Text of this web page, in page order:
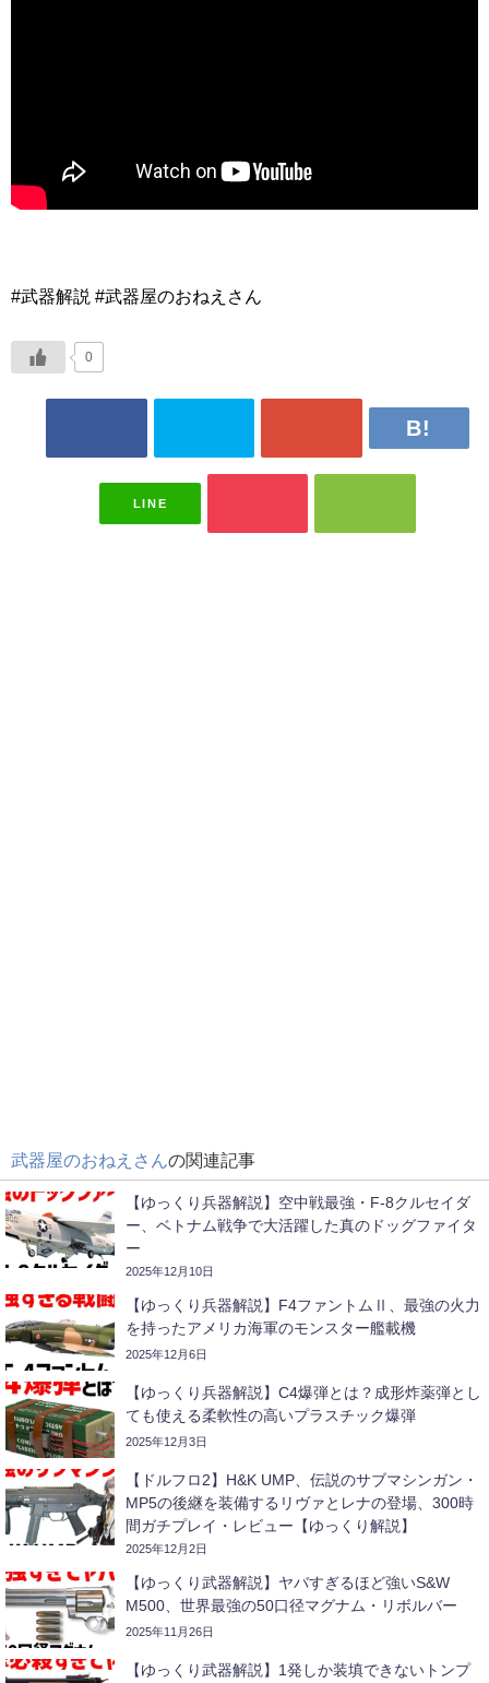
#武器解説 #武器屋のおねえさん
0
LINE
武器屋のおねえさんの関連記事
【ゆっくり兵器解説】空中戦最強・F-8クルセイダ
ー、ベトナム戦争で大活躍した真のドッグファイタ
ー
2025年12月10日
【ゆっくり兵器解説】F4ファントムⅡ、最強の火力
を持ったアメリカ海軍のモンスター艦載機
2025年12月6日
【ゆっくり兵器解説】C4爆弾とは？成形炸薬弾とし
ても使える柔軟性の高いプラスチック爆弾
2025年12月3日
【ドルフロ2】H&K UMP、伝説のサブマシンガン・
MP5の後継を装備するリヴァとレナの登場、300時
間ガチプレイ・レビュー【ゆっくり解説】
2025年12月2日
【ゆっくり武器解説】ヤバすぎるほど強いS&W
M500、世界最強の50口径マグナム・リボルバー
2025年11月26日
【ゆっくり武器解説】1発しか装填できないトンプ